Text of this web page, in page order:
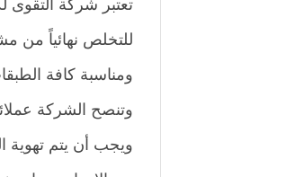
للتخلص نهائياً من
ومناسبة كافة
وتنصح الشركة
ويجب أن يتم تهوية